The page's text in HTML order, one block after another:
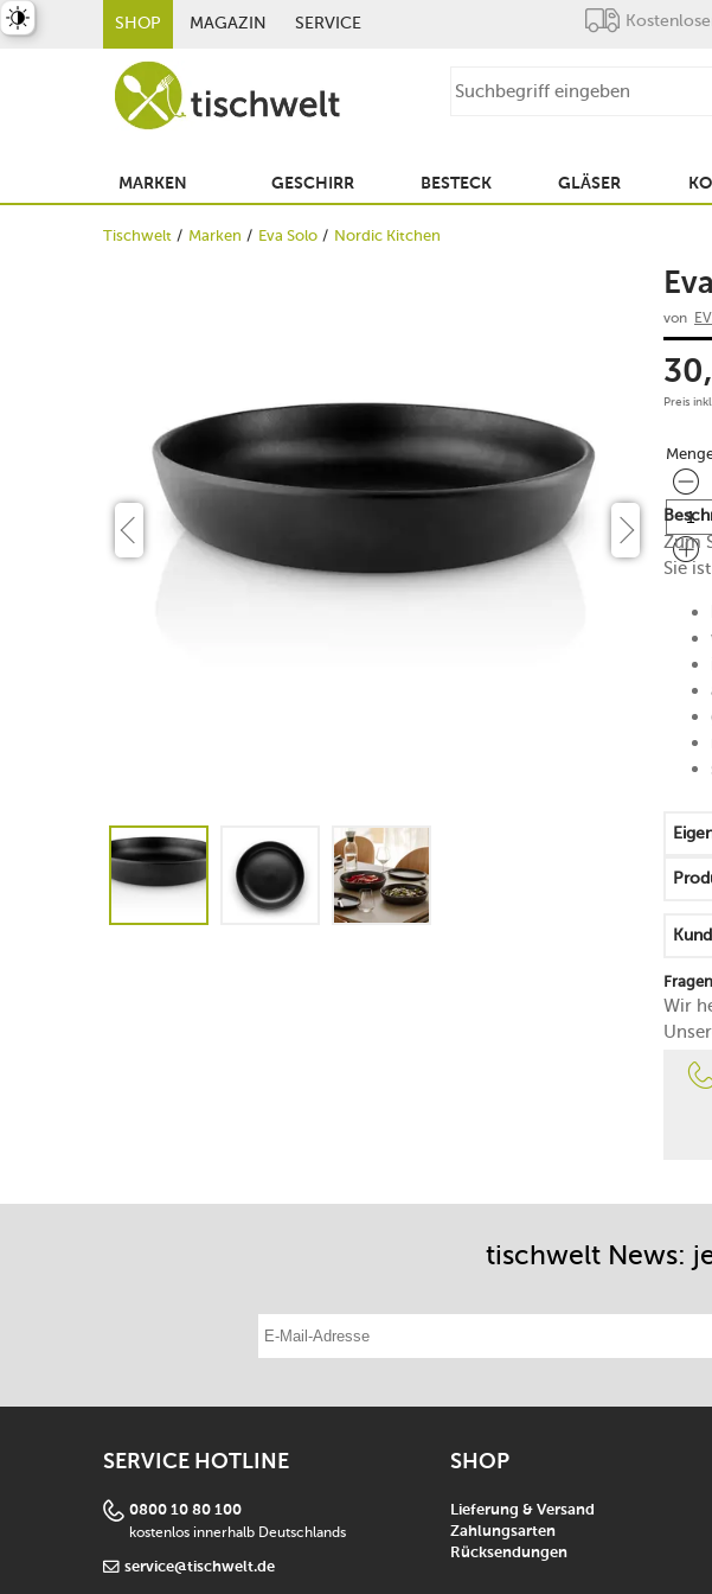
SHOP MAGAZIN SERVICE
MARKEN GESCHIRR BESTECK GLÄSER
Tischwelt Marken Eva Solo Nordic Kitchen
von
Preis
Menge
Zum
Sie
Wir
tischwelt News:
E-Mail-Adresse eintragen
SERVICE HOTLINE
0800 10 80 100
kostenlos innerhalb Deutschlands
service@tischwelt.de
SHOP
Lieferung & Versand
Zahlungsarten
Rücksendungen
umschalten